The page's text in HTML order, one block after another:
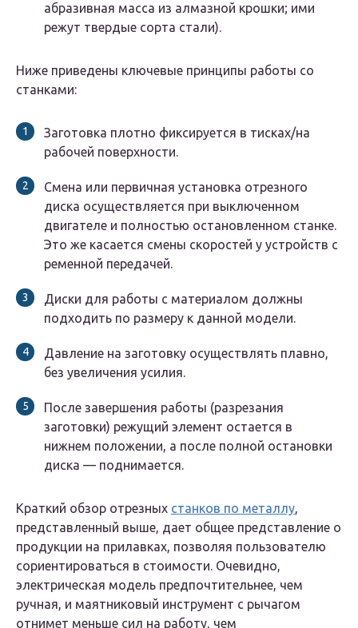
абразивная масса из алмазной крошки; ими
режут твердые сорта стали).
Ниже приведены ключевые принципы работы со
станками:
Заготовка плотно фиксируется в тисках/на
рабочей поверхности.
Смена или первичная установка отрезного
диска осуществляется при выключенном
двигателе и полностью остановленном станке.
Это же касается смены скоростей у устройств с
ременной передачей.
Диски для работы с материалом должны
подходить по размеру к данной модели.
Давление на заготовку осуществлять плавно,
без увеличения усилия.
После завершения работы (разрезания
заготовки) режущий элемент остается в
нижнем положении, а после полной остановки
диска — поднимается.
Краткий обзор отрезных станков по металлу,
представленный выше, дает общее представление о
продукции на прилавках, позволяя пользователю
сориентироваться в стоимости. Очевидно,
электрическая модель предпочтительнее, чем
ручная, и маятниковый инструмент с рычагом
отнимет меньше сил на работу, чем